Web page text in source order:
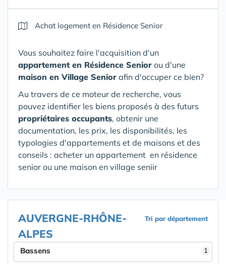
Achat logement en Résidence Senior
Vous souhaitez faire l'acquisition d'un
appartement en Résidence Senior ou d'une
maison en Village Senior afin d'occuper ce bien?
Au travers de ce moteur de recherche, vous
pouvez identifier les biens proposés à des futurs
propriétaires occupants, obtenir une
documentation, les prix, les disponibilités, les
typologies d'appartements et de maisons et des
conseils : acheter un appartement en résidence
senior ou une maison en village seniir
Tri par département
AUVERGNE-RHÔNE-
ALPES
1
Bassens